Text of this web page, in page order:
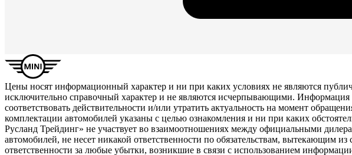
Цены носят информационный характер и ни при каких условиях не являются
исключительно справочный характер и не являются исчерпывающими.
соответствовать действительности и/или утратить актуальность на момент
комплектации автомобилей указаны с целью ознакомления и ни при каких
Русланд Трейдинг» не участвует во взаимоотношениях между официальными
автомобилей, не несет никакой ответственности по обязательствам, вытекающим
ответственности за любые убытки, возникшие в связи с использованием